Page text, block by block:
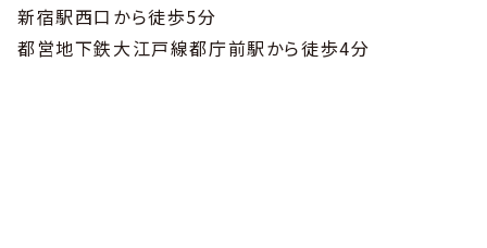
新宿駅西口から徒歩5分
都営地下鉄大江戸線都庁前駅から徒歩4分